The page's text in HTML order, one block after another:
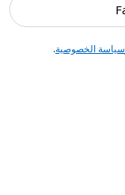
سياسة الخصوصية.